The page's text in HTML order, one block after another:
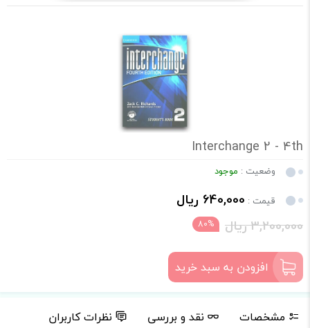
Interchange 2 - 4th
وضعیت : موجود
قیمت : 640,000 ریال
3,200,000 ریال
80%
افزودن به سبد خرید
مشخصات نقد و بررسی نظرات کاربران